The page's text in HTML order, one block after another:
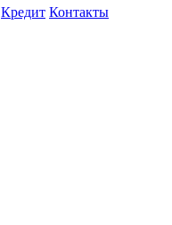
Кредит Контакты